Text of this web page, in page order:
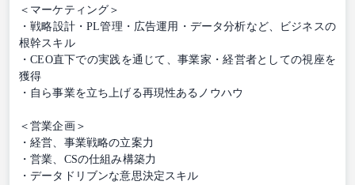
＜マーケティング＞
・戦略設計・PL管理・広告運用・データ分析など、ビジネスの
根幹スキル
・CEO直下での実践を通じて、事業家・経営者としての視座を
獲得
・自ら事業を立ち上げる再現性あるノウハウ
＜営業企画＞
・経営、事業戦略の立案力
・営業、CSの仕組み構築力
・データドリブンな意思決定スキル